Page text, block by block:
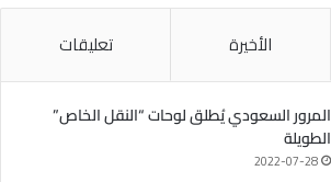
الأخيرة تعليقات
المرور السعودي يُطلق لوحات “النقل الخاص”
الطويلة
2022-07-28